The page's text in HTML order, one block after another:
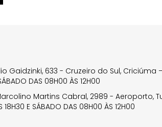
Gaidzinki, 633 - Cruzeiro do Sul, Criciúma
DAS 08H00 ÀS 12H00
Martins Cabral, 2989 - Aeroporto,
18H30 E SÁBADO DAS 08H00 ÀS 12H00